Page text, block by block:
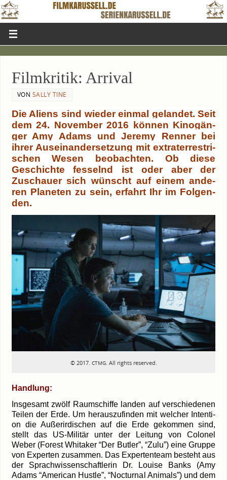
Film­kri­tik: Arrival
VON SALLY TINE
Die Ali­ens sind wie­der ein­mal gelan­det. Seit
dem 24. Novem­ber 2016 kön­nen Kino­gän­
ger Amy Adams und Jere­my
Ren­ner bei
ihrer Aus­ein­an­der­set­zung mit extra­ter­res­tri­
schen Wesen beob­ach­ten. Ob die­se
Geschich­te fes­selnd ist oder aber der
Zuschau­er sich wünscht auf einem ande­
ren Pla­ne­ten zu sein, erfahrt Ihr im Fol­gen­
den.
© 2017. CTMG. All rights reserved.
Hand­lung:
Ins­ge­samt zwölf Raum­schif­fe lan­den auf ver­schie­de­nen
Tei­len der Erde. Um her­aus­zu­fin­den mit wel­cher Inten­ti­
on die Außer­ir­di­schen auf die Erde gekom­men sind,
stellt das US-Militär unter der Lei­tung von Colo­nel
Weber (Forest Whita­ker “Der But­ler”, “Zulu”) eine Grup­pe
von Exper­ten zusam­men. Das Exper­ten­team besteht aus
der Sprach­wis­sen­schaft­le­rin Dr. Loui­se Banks (Amy
Adams “Ame­ri­can Hust­le”, “Noc­turnal Ani­mals”) und dem